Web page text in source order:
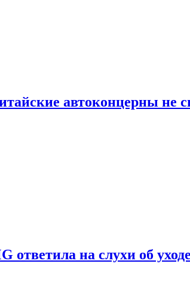
автоконцерны не
ответила на слухи об